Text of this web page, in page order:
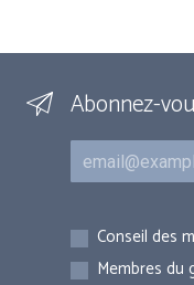
Abonnez-
Courriel
Inscriptions
Conseil des
Membres du